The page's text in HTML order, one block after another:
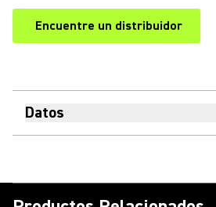
Encuentre un distribuidor
(Opens in a new tab)
Datos